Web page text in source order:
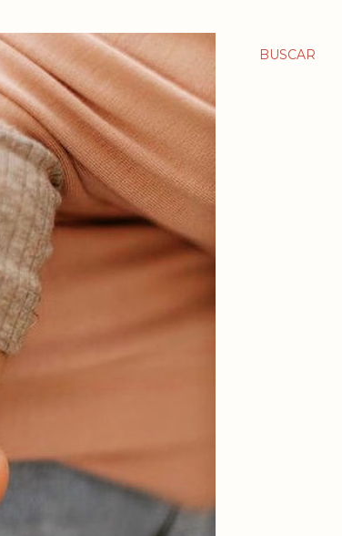
BUSCAR